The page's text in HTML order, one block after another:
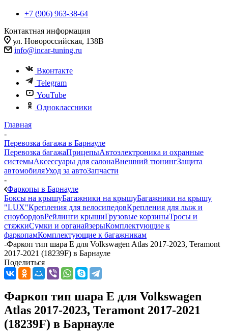
+7 (906) 963-38-64
Контактная информация
ул. Новороссийская, 138В
info@incar-tuning.ru
Вконтакте
Telegram
YouTube
Одноклассники
Главная
-
Перевозка багажа в Барнауле
Перевозка багажаПрицепыАвтоэлектроника и охранные
системыАксессуары для салонаВнешний тюнингЗащита
автомобиляУход за автоЗапчасти
-
Фаркопы в Барнауле
Боксы на крышуБагажники на крышуБагажники на крышу
"LUX"Крепления для велосипедовКрепления для лыж и
сноубордовРейлинги крышиГрузовые корзиныТросы и
стяжкиСумки и органайзерыКомплектующие к
фаркопамКомплектующие к багажникам
-Фаркоп тип шара E для Volkswagen Atlas 2017-2023, Teramont
2017-2021 (18239F) в Барнауле
Поделиться
Фаркоп тип шара E для Volkswagen
Atlas 2017-2023, Teramont 2017-2021
(18239F) в Барнауле